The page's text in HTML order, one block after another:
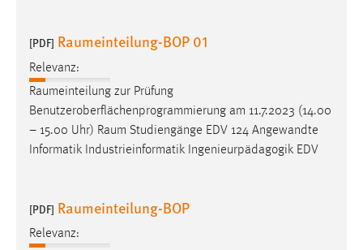
[PDF] Raumeinteilung-BOP 01
Relevanz:
Raumeinteilung zur Prüfung
Benutzeroberflächenprogrammierung am 11.7.2023 (14.00
– 15.00 Uhr) Raum Studiengänge EDV 124 Angewandte
Informatik Industrieinformatik Ingenieurpädagogik EDV
[PDF] Raumeinteilung-BOP
Relevanz:
MARKETING
Marketing Cookies werden von Drittanbietern
verwendet, um personalisierte Werbung anzuzeigen.
Sie tun dies, indem sie Besucher über Websites
hinweg verfolgen.
Name:
_gcl_au